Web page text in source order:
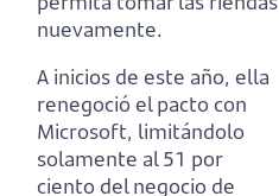
nuevamente.
A inicios de este año, ella
renegoció el pacto con
Microsoft, limitándolo
solamente al 51 por
ciento del negocio de